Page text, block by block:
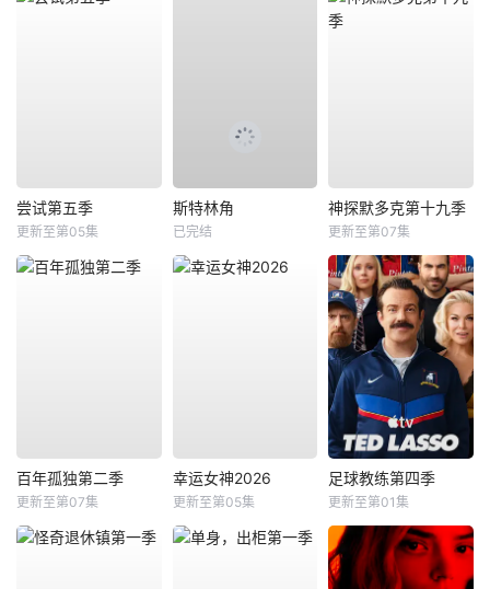
尝试第五季
更新至第05集
斯特林角
已完结
神探默多克第十九季
更新至第07集
百年孤独第二季
更新至第07集
幸运女神2026
更新至第05集
足球教练第四季
更新至第01集